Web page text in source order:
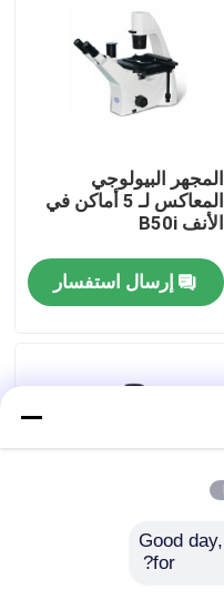
المجهر البيولوجي
المعاكس لـ 5 أماكن في
الأنف B50i
إرسال استفسار
المجهر البيولوجي الراسخ
Good
for?